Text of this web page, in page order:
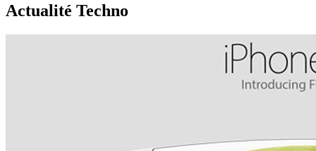
Actualité Techno